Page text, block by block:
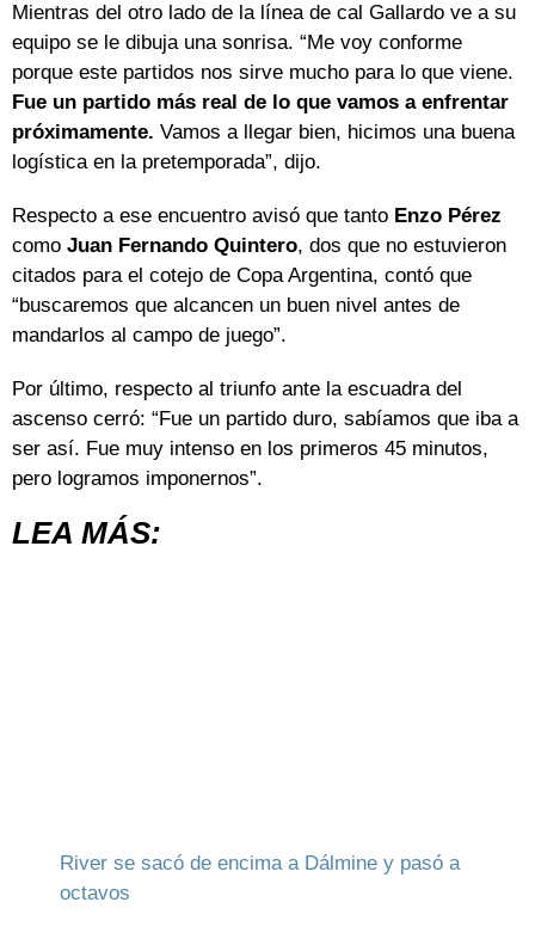
Mientras del otro lado de la línea de cal Gallardo ve a su
equipo se le dibuja una sonrisa. “Me voy conforme
porque este partidos nos sirve mucho para lo que viene.
Fue un partido más real de lo que vamos a enfrentar
próximamente. Vamos a llegar bien, hicimos una buena
logística en la pretemporada”, dijo.
Respecto a ese encuentro avisó que tanto Enzo Pérez
como Juan Fernando Quintero, dos que no estuvieron
citados para el cotejo de Copa Argentina, contó que
“buscaremos que alcancen un buen nivel antes de
mandarlos al campo de juego”.
Por último, respecto al triunfo ante la escuadra del
ascenso cerró: “Fue un partido duro, sabíamos que iba a
ser así. Fue muy intenso en los primeros 45 minutos,
pero logramos imponernos”.
LEA MÁS:
River se sacó de encima a Dálmine y pasó a
octavos